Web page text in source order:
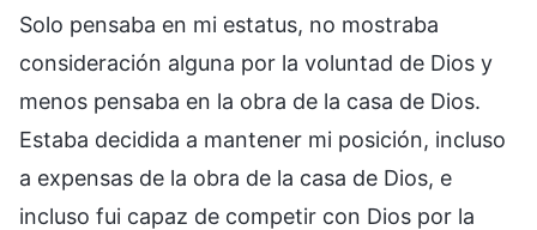
Solo pensaba en mi estatus, no mostraba
consideración alguna por la voluntad de Dios y
menos pensaba en la obra de la casa de Dios.
Estaba decidida a mantener mi posición, incluso
a expensas de la obra de la casa de Dios, e
incluso fui capaz de competir con Dios por la